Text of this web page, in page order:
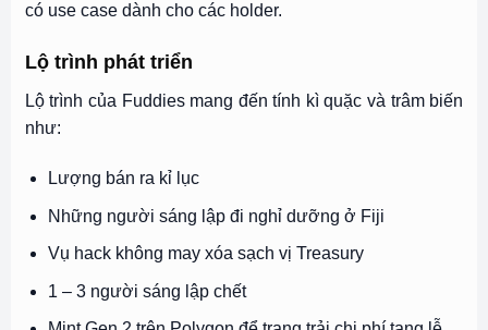
có use case dành cho các holder.
Lộ trình phát triển
Lộ trình của Fuddies mang đến tính kì quặc và trâm biến
như:
Lượng bán ra kỉ lục
Những người sáng lập đi nghỉ dưỡng ở Fiji
Vụ hack không may xóa sạch vị Treasury
1 – 3 người sáng lập chết